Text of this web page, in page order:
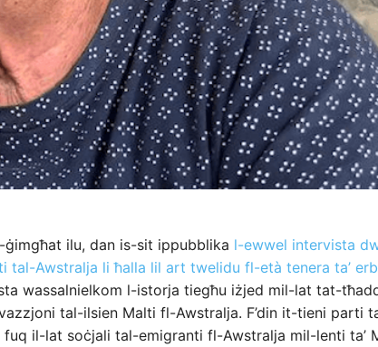
ġimgħat ilu, dan is-sit ippubblika l-ewwel intervista
tal-Awstralja li ħalla lil art twelidu fl-età tenera ta’
wassalnielkom l-istorja tiegħu iżjed mil-lat tat-
tal-ilsien Malti fl-Awstralja. F’din it-tieni parti
fuq il-lat soċjali tal-emigranti fl-Awstralja mil-lenti ta’